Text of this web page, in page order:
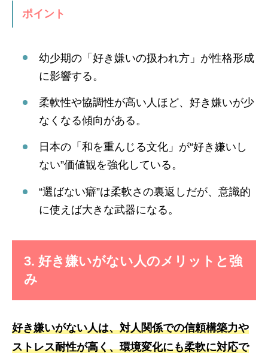
ポイント
幼少期の「好き嫌いの扱われ方」が性格形成
に影響する。
柔軟性や協調性が高い人ほど、好き嫌いが少
なくなる傾向がある。
日本の「和を重んじる文化」が“好き嫌いし
ない”価値観を強化している。
“選ばない癖”は柔軟さの裏返しだが、意識的
に使えば大きな武器になる。
3. 好き嫌いがない人のメリットと強
み
好き嫌いがない人は、対人関係での信頼構築力や
ストレス耐性が高く、環境変化にも柔軟に対応で